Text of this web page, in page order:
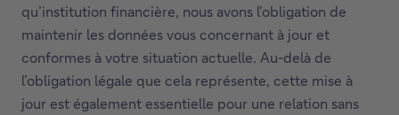
qu’institution financière, nous avons l’obligation de
maintenir les données vous concernant à jour et
conformes à votre situation actuelle. Au-delà de
l’obligation légale que cela représente, cette mise à
jour est également essentielle pour une relation sans